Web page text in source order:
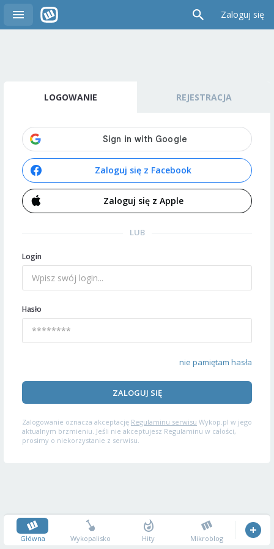
Zaloguj się
LOGOWANIE REJESTRACJA
Zaloguj się z Facebook
Zaloguj się z Apple
LUB
Login
Hasło
nie pamiętam hasła
ZALOGUJ SIĘ
Zalogowanie oznacza akceptację Regulaminu serwisu Wykop.pl w jego
aktualnym brzmieniu. Jeśli nie akceptujesz Regulaminu w całości,
prosimy o niekorzystanie z serwisu.
Główna Wykopalisko Hity Mikroblog